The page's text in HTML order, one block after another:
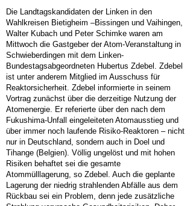
Die Landtagskandidaten der Linken in den
Wahlkreisen Bietigheim –Bissingen und Vaihingen,
Walter Kubach und Peter Schimke waren am
Mittwoch die Gastgeber der Atom-Veranstaltung in
Schwieberdingen mit dem Linken-
Bundestagsabgeordneten Hubertus Zdebel. Zdebel
ist unter anderem Mitglied im Ausschuss für
Reaktorsicherheit. Zdebel informierte in seinem
Vortrag zunächst über die derzeitige Nutzung der
Atomenergie. Er referierte über den nach dem
Fukushima-Unfall eingeleiteten Atomausstieg und
über immer noch laufende Risiko-Reaktoren – nicht
nur in Deutschland, sondern auch in Doel und
Tihange (Belgien). Völlig ungelöst und mit hohen
Risiken behaftet sei die gesamte
Atommülllagerung, so Zdebel. Auch die geplante
Lagerung der niedrig strahlenden Abfälle aus dem
Rückbau sei ein Problem, denn jede zusätzliche